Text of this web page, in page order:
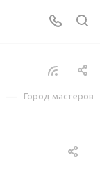
— Город мастеров